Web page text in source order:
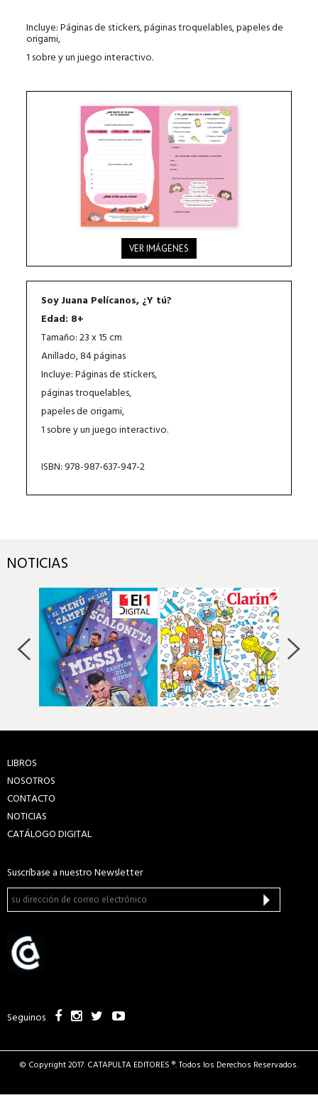
Incluye: Páginas de stickers, páginas troquelables, papeles de
origami,
1 sobre y un juego interactivo.
VER IMÁGENES
Soy Juana Pelícanos, ¿Y tú?
Edad: 8+
Tamaño: 23 x 15 cm
Anillado, 84 páginas
Incluye: Páginas de stickers,
páginas troquelables,
papeles de origami,
1 sobre y un juego interactivo.
ISBN: 978-987-637-947-2
NOTICIAS
LIBROS
NOSOTROS
CONTACTO
NOTICIAS
CATÁLOGO DIGITAL
Suscríbase a nuestro Newsletter
Seguinos
© Copyright 2017. CATAPULTA EDITORES ®. Todos los Derechos Reservados.